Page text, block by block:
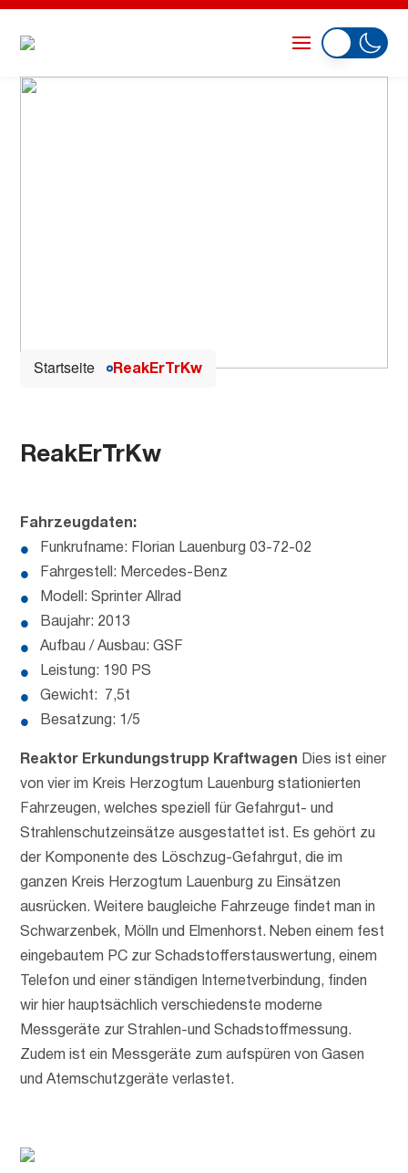
Startseite ReakErTrKw
ReakErTrKw
Fahrzeugdaten:
Funkrufname: Florian Lauenburg 03-72-02
Fahrgestell: Mercedes-Benz
Modell: Sprinter Allrad
Baujahr: 2013
Aufbau / Ausbau: GSF
Leistung: 190 PS
Gewicht: 7,5t
Besatzung: 1/5
Reaktor Erkundungstrupp Kraftwagen Dies ist einer
von vier im Kreis Herzogtum Lauenburg stationierten
Fahrzeugen, welches speziell für Gefahrgut- und
Strahlenschutzeinsätze ausgestattet ist. Es gehört zu
der Komponente des Löschzug-Gefahrgut, die im
ganzen Kreis Herzogtum Lauenburg zu Einsätzen
ausrücken. Weitere baugleiche Fahrzeuge findet man in
Schwarzenbek, Mölln und Elmenhorst. Neben einem fest
eingebautem PC zur Schadstofferstauswertung, einem
Telefon und einer ständigen Internetverbindung, finden
wir hier hauptsächlich verschiedenste moderne
Messgeräte zur Strahlen-und Schadstoffmessung.
Zudem ist ein Messgeräte zum aufspüren von Gasen
und Atemschutzgeräte verlastet.